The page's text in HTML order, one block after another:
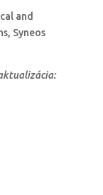
and
Syneos